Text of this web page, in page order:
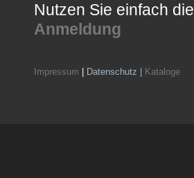
Nutzen Sie einfach die
Anmeldung
Impressum Datenschutz | Kataloge